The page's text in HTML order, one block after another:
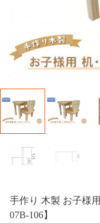
手作り 木製 お子様
07B-106】